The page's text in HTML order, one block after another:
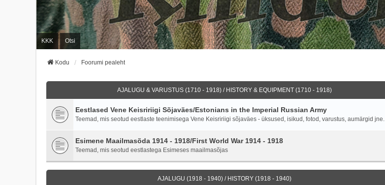
KKK Otsi
Kodu Foorumi pealeht
AJALUGU & VARUSTUS (1710 - 1918) / HISTORY & EQUIPMENT (1710 - 1918)
Eestlased Vene Keisririigi Sõjaväes/Estonians in the Imperial Russian Army
Teemad, mis seotud eestlaste teenimisega Vene Keisririigi sõjaväes - üksused, isikud, fotod, varustus, aumärgid jne.
Esimene Maailmasõda 1914 - 1918/First World War 1914 - 1918
Teemad, mis seotud eestlastega Esimeses maailmasõjas
AJALUGU (1918 - 1940) / HISTORY (1918 - 1940)